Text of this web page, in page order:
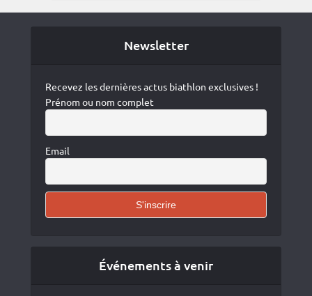
Newsletter
Recevez les dernières actus biathlon exclusives !
Prénom ou nom complet
Email
Événements à venir